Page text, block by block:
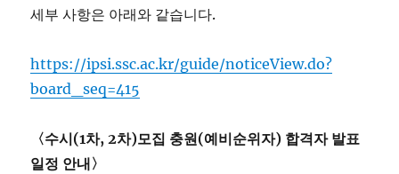
세부 사항은 아래와 같습니다.
https://ipsi.ssc.ac.kr/guide/noticeView.do?
board_seq=415
〈수시(1차, 2차)모집 충원(예비순위자) 합격자 발표
일정 안내〉